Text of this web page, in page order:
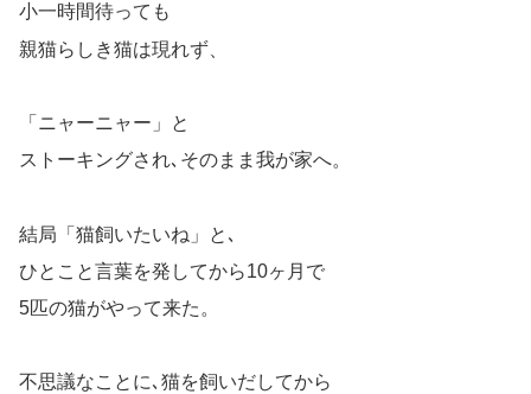
小一時間待っても
親猫らしき猫は現れず、
「ニャーニャー」と
ストーキングされ､そのまま我が家へ。
結局「猫飼いたいね」と､
ひとこと言葉を発してから10ヶ月で
5匹の猫がやって来た。
不思議なことに､猫を飼いだしてから